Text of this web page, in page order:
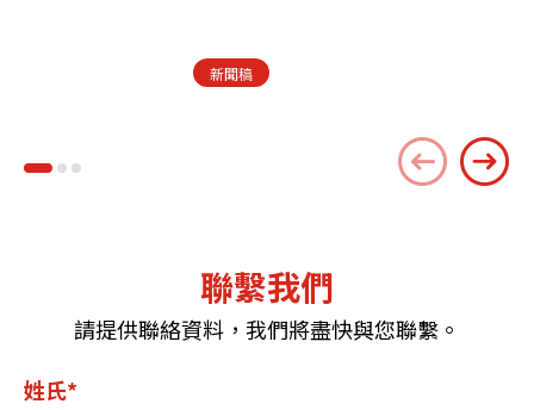
新聞稿
聯繫我們
請提供聯絡資料，我們將盡快與您聯繫。
姓氏*